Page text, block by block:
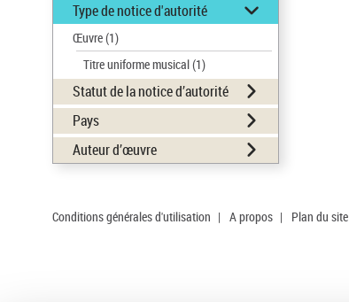
Type de notice d'autorité
Œuvre(1)
Titre uniforme musical(1)
Statut de la notice d’autorité
Pays
Auteur d’œuvre
Conditions générales d'utilisation | A propos | Plan du site